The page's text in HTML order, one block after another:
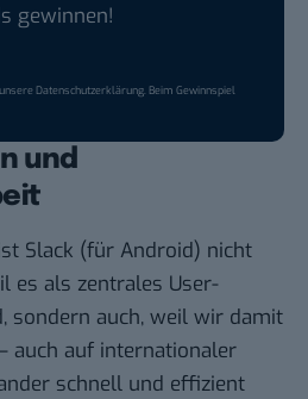
gewinnen!
Datenschutzerklärung. Beim Gewinnspiel
und
Slack (für Android) nicht
es als zentrales User-
sondern auch, weil wir damit
auch auf internationaler
schnell und effizient